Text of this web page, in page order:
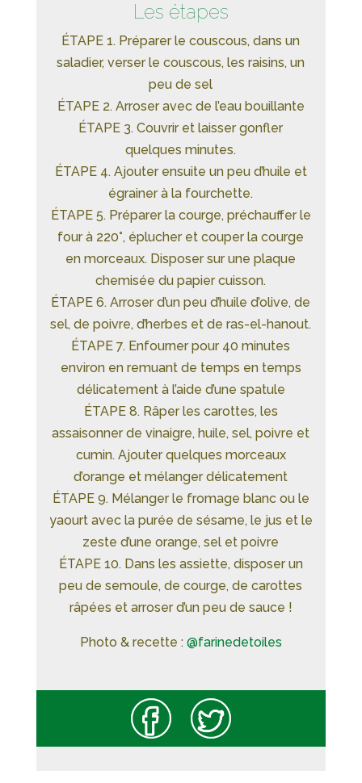
Les étapes
ÉTAPE 1. Préparer le couscous, dans un
saladier, verser le couscous, les raisins, un
peu de sel
ÉTAPE 2. Arroser avec de l’eau bouillante
ÉTAPE 3. Couvrir et laisser gonfler
quelques minutes.
ÉTAPE 4. Ajouter ensuite un peu d’huile et
égrainer à la fourchette.
ÉTAPE 5. Préparer la courge, préchauffer le
four à 220°, éplucher et couper la courge
en morceaux. Disposer sur une plaque
chemisée du papier cuisson.
ÉTAPE 6. Arroser d’un peu d’huile d’olive, de
sel, de poivre, d’herbes et de ras-el-hanout.
ÉTAPE 7. Enfourner pour 40 minutes
environ en remuant de temps en temps
délicatement à l’aide d’une spatule
ÉTAPE 8. Râper les carottes, les
assaisonner de vinaigre, huile, sel, poivre et
cumin. Ajouter quelques morceaux
d’orange et mélanger délicatement
ÉTAPE 9. Mélanger le fromage blanc ou le
yaourt avec la purée de sésame, le jus et le
zeste d’une orange, sel et poivre
ÉTAPE 10. Dans les assiette, disposer un
peu de semoule, de courge, de carottes
râpées et arroser d’un peu de sauce !
Photo & recette : @farinedetoiles